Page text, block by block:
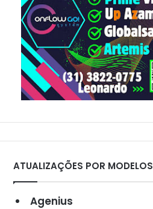
ATUALIZAÇÕES POR MODELOS
Agenius